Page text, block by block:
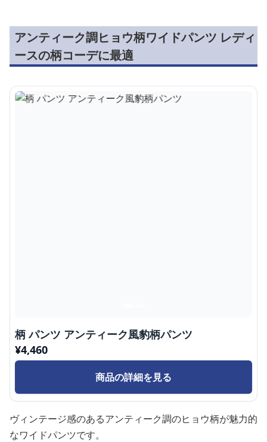
アンティーク調ヒョウ柄ワイドパンツ レディ
ースの柄コーデに最適
柄 パンツ アンティーク風豹柄パンツ
¥4,460
商品の詳細を見る
ヴィンテージ感のあるアンティーク調のヒョウ柄が魅力的
なワイドパンツです。